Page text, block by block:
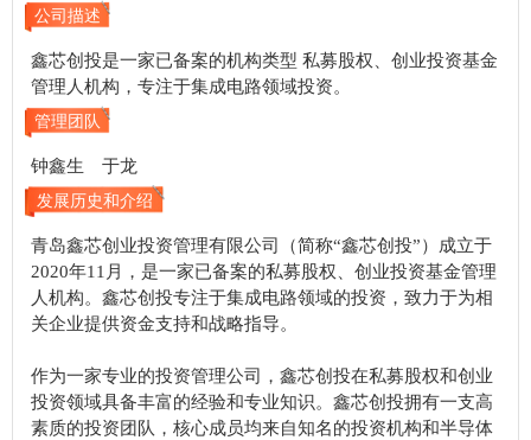
公司描述
鑫芯创投是一家已备案的机构类型 私募股权、创业投资基金
管理人机构，专注于集成电路领域投资。
管理团队
钟鑫生 于龙
发展历史和介绍
青岛鑫芯创业投资管理有限公司（简称“鑫芯创投”）成立于
2020年11月，是一家已备案的私募股权、创业投资基金管理
人机构。鑫芯创投专注于集成电路领域的投资，致力于为相
关企业提供资金支持和战略指导。
作为一家专业的投资管理公司，鑫芯创投在私募股权和创业
投资领域具备丰富的经验和专业知识。鑫芯创投拥有一支高
素质的投资团队，核心成员均来自知名的投资机构和半导体